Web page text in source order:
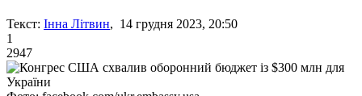
Текст: Інна Літвин, 14 грудня 2023, 20:50
1
2947